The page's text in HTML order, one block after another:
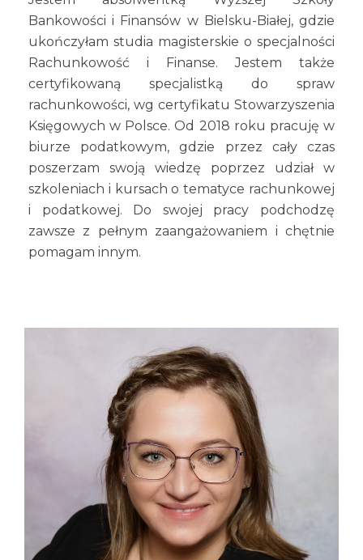
Bankowości i Finansów w Bielsku-Białej, gdzie
ukończyłam studia magisterskie o specjalności
Rachunkowość i Finanse. Jestem także
certyfikowaną specjalistką do spraw
rachunkowości, wg certyfikatu Stowarzyszenia
Księgowych w Polsce. Od 2018 roku pracuję w
biurze podatkowym, gdzie przez cały czas
poszerzam swoją wiedzę poprzez udział w
szkoleniach i kursach o tematyce rachunkowej
i podatkowej. Do swojej pracy podchodzę
zawsze z pełnym zaangażowaniem i chętnie
pomagam innym.